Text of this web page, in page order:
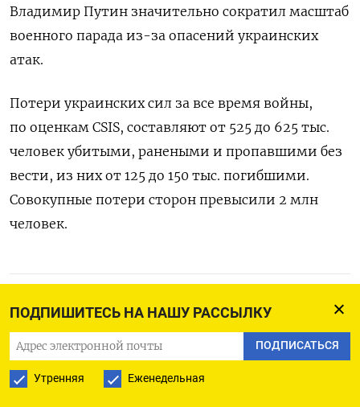
ПОДПИШИТЕСЬ НА НАШУ РАССЫЛКУ
ПОДПИСАТЬСЯ
Утренняя Еженедельная
Владимир Путин значительно сократил масштаб
военного парада из-за опасений украинских
атак.
Потери украинских сил за все время войны,
по оценкам CSIS, составляют от 525 до 625 тыс.
человек убитыми, ранеными и пропавшими без
вести, из них от 125 до 150 тыс. погибшими.
Совокупные потери сторон превысили 2 млн
человек.
ПОДПИСАТЬСЯ В GOOGLE